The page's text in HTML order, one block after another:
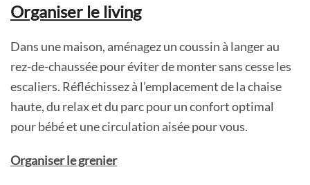
Organiser le living
Dans une maison, aménagez un coussin à langer au
rez-de-chaussée pour éviter de monter sans cesse les
escaliers. Réfléchissez à l’emplacement de la chaise
haute, du relax et du parc pour un confort optimal
pour bébé et une circulation aisée pour vous.
Organiser le grenier